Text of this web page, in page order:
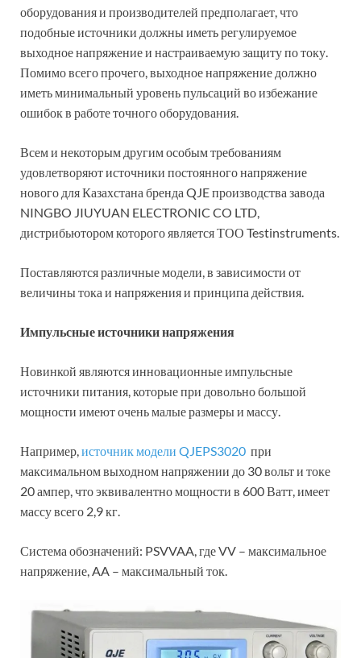
оборудования и производителей предполагает, что
подобные источники должны иметь регулируемое
выходное напряжение и настраиваемую защиту по току.
Помимо всего прочего, выходное напряжение должно
иметь минимальный уровень пульсаций во избежание
ошибок в работе точного оборудования.
Всем и некоторым другим особым требованиям
удовлетворяют источники постоянного напряжение
нового для Казахстана бренда QJE производства завода
NINGBO JIUYUAN ELECTRONIC CO LTD,
дистрибьютором которого является ТОО Testinstruments.
Поставляются различные модели, в зависимости от
величины тока и напряжения и принципа действия.
Импульсные источники напряжения
Новинкой являются инновационные импульсные
источники питания, которые при довольно большой
мощности имеют очень малые размеры и массу.
Например,источник модели QJEPS3020 при
максимальном выходном напряжении до 30 вольт и токе
20 ампер, что эквивалентно мощности в 600 Ватт, имеет
массу всего 2,9 кг.
Система обозначений: PSVVAA, где VV – максимальное
напряжение, AA – максимальный ток.